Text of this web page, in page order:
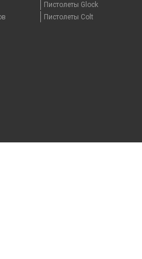
Пистолеты Glock
Пистолеты Colt